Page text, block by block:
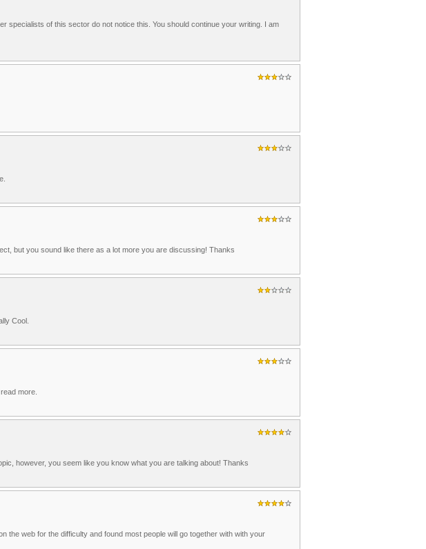
specialists of this sector do not notice this. You should continue your writing. I am
but you sound like there as a lot more you are discussing! Thanks
Cool.
more.
however, you seem like you know what you are talking about! Thanks
the web for the difficulty and found most people will go together with with your